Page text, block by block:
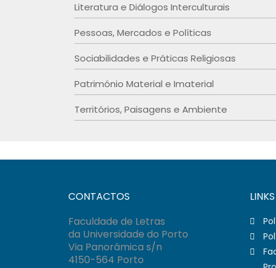
Literatura e Diálogos Interculturais
Pessoas, Mercados e Políticas
Sociabilidades e Práticas Religiosas
Património Material e Imaterial
Territórios, Paisagens e Ambiente
CONTACTOS
Faculdade de Letras
da Universidade do Porto
Via Panorâmica s/n
4150-564 Porto